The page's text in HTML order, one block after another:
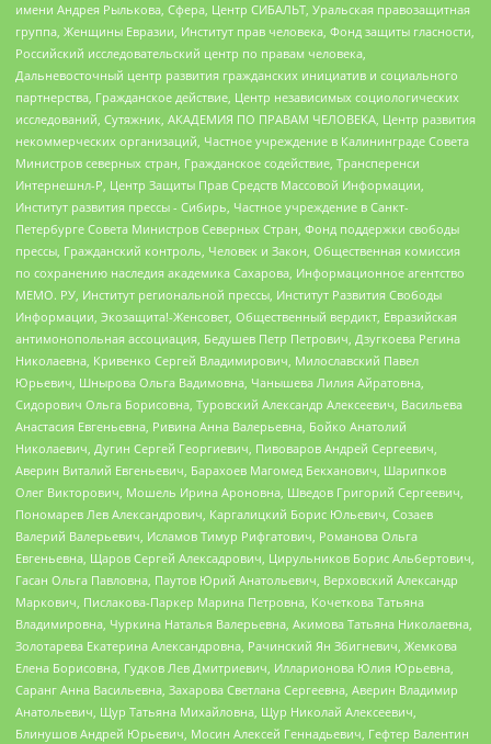
имени Андрея Рылькова, Сфера, Центр СИБАЛЬТ, Уральская правозащитная
группа, Женщины Евразии, Институт прав человека, Фонд защиты гласности,
Российский исследовательский центр по правам человека,
Дальневосточный центр развития гражданских инициатив и социального
партнерства, Гражданское действие, Центр независимых социологических
исследований, Сутяжник, АКАДЕМИЯ ПО ПРАВАМ ЧЕЛОВЕКА, Центр развития
некоммерческих организаций, Частное учреждение в Калининграде Совета
Министров северных стран, Гражданское содействие, Трансперенси
Интернешнл-Р, Центр Защиты Прав Средств Массовой Информации,
Институт развития прессы - Сибирь, Частное учреждение в Санкт-
Петербурге Совета Министров Северных Стран, Фонд поддержки свободы
прессы, Гражданский контроль, Человек и Закон, Общественная комиссия
по сохранению наследия академика Сахарова, Информационное агентство
МЕМО. РУ, Институт региональной прессы, Институт Развития Свободы
Информации, Экозащита!-Женсовет, Общественный вердикт, Евразийская
антимонопольная ассоциация, Бедушев Петр Петрович, Дзугкоева Регина
Николаевна, Кривенко Сергей Владимирович, Милославский Павел
Юрьевич, Шнырова Ольга Вадимовна, Чанышева Лилия Айратовна,
Сидорович Ольга Борисовна, Туровский Александр Алексеевич, Васильева
Анастасия Евгеньевна, Ривина Анна Валерьевна, Бойко Анатолий
Николаевич, Дугин Сергей Георгиевич, Пивоваров Андрей Сергеевич,
Аверин Виталий Евгеньевич, Барахоев Магомед Бекханович, Шарипков
Олег Викторович, Мошель Ирина Ароновна, Шведов Григорий Сергеевич,
Пономарев Лев Александрович, Каргалицкий Борис Юльевич, Созаев
Валерий Валерьевич, Исламов Тимур Рифгатович, Романова Ольга
Евгеньевна, Щаров Сергей Алексадрович, Цирульников Борис Альбертович,
Гасан Ольга Павловна, Паутов Юрий Анатольевич, Верховский Александр
Маркович, Пислакова-Паркер Марина Петровна, Кочеткова Татьяна
Владимировна, Чуркина Наталья Валерьевна, Акимова Татьяна Николаевна,
Золотарева Екатерина Александровна, Рачинский Ян Збигневич, Жемкова
Елена Борисовна, Гудков Лев Дмитриевич, Илларионова Юлия Юрьевна,
Саранг Анна Васильевна, Захарова Светлана Сергеевна, Аверин Владимир
Анатольевич, Щур Татьяна Михайловна, Щур Николай Алексеевич,
Блинушов Андрей Юрьевич, Мосин Алексей Геннадьевич, Гефтер Валентин